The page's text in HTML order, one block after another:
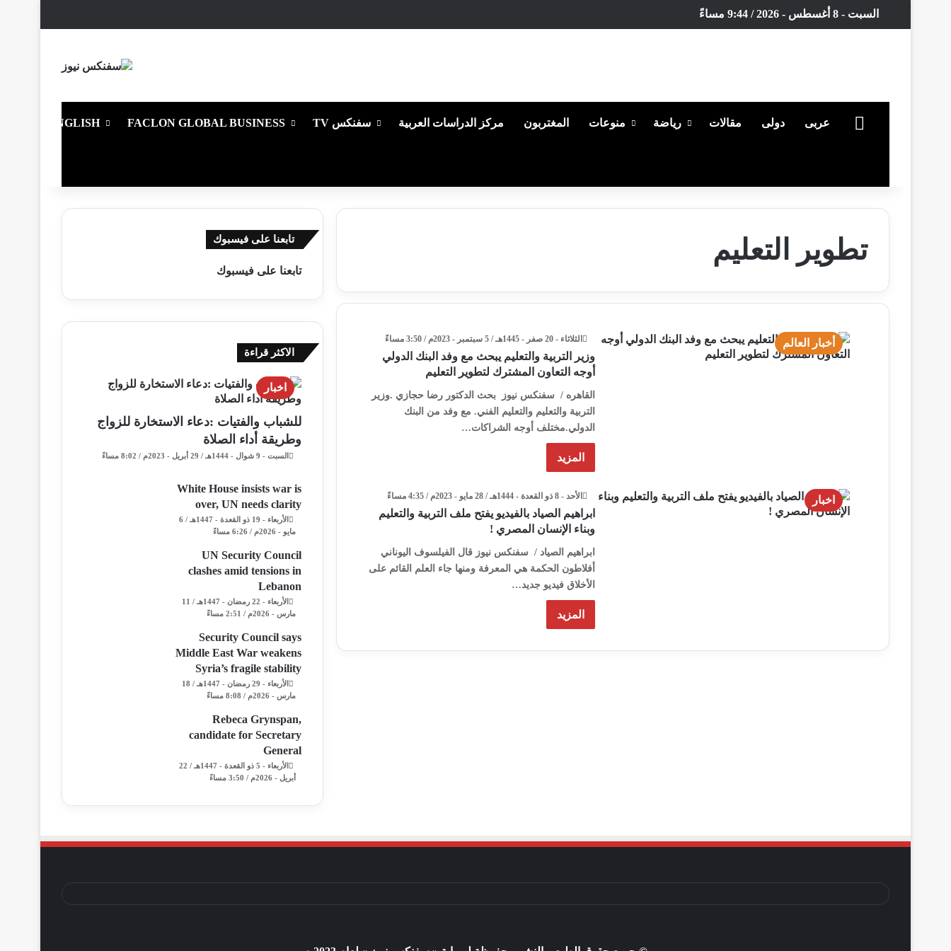
السبت - 8 أغسطس - 2026 / 9:44 مساءً
الرئيسية
عربى دولى مقالات رياضة منوعات المغتربون مركز الدراسات العربية سفنكس TV FACLON GLOBAL BUSINESS
ENGLISH
تطوير التعليم
أخبار العالم الثلاثاء - 20 صفر - 1445هـ / 5 سبتمبر - 2023م / 3:50 مساءً
وزير التربية والتعليم يبحث مع وفد البنك الدولي
أوجه التعاون المشترك لتطوير التعليم
القاهره / سفنكس نيوز بحث الدكتور رضا حجازي .وزير
التربية والتعليم والتعليم الفني. مع وفد من البنك
الدولي.مختلف أوجه الشراكات…
المزيد
اخبار الأحد - 8 ذو القعدة - 1444هـ / 28 مايو - 2023م / 4:35 مساءً
ابراهيم الصياد بالفيديو يفتح ملف التربية والتعليم
وبناء الإنسان المصري !
ابراهيم الصياد / سفنكس نيوز قال الفيلسوف اليوناني
أفلاطون الحكمة هي المعرفة ومنها جاء العلم القائم على
الأخلاق فيديو جديد…
المزيد
تابعنا على فيسبوك
تابعنا على فيسبوك
الاكثر قراءة
اخبار
للشباب والفتيات :دعاء الاستخارة للزواج
وطريقة أداء الصلاة
السبت - 9 شوال - 1444هـ / 29 أبريل - 2023م / 8:02 مساءً
White House insists war is
over, UN needs clarity
الأربعاء - 19 ذو القعدة - 1447هـ / 6
مايو - 2026م / 6:26 مساءً
UN Security Council
clashes amid tensions in
Lebanon
الأربعاء - 22 رمضان - 1447هـ / 11
مارس - 2026م / 2:51 مساءً
Security Council says
Middle East War weakens
Syria’s fragile stability
الأربعاء - 29 رمضان - 1447هـ / 18
مارس - 2026م / 8:08 مساءً
Rebeca Grynspan,
candidate for Secretary
General
الأربعاء - 5 ذو القعدة - 1447هـ / 22
أبريل - 2026م / 3:50 مساءً